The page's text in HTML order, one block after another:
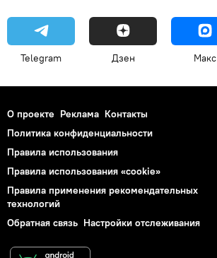
Telegram Дзен Макс
О проекте Реклама Контакты
Политика конфиденциальности
Правила использования
Правила использования «cookie»
Правила применения рекомендательных
технологий
Обратная связь Настройки отслеживания